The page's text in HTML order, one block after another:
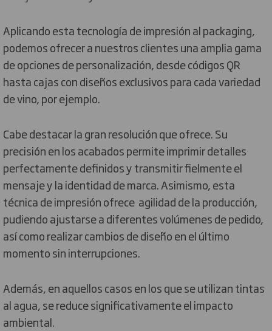
Aplicando esta tecnología de impresión al packaging,
podemos ofrecer a nuestros clientes una amplia gama
de opciones de personalización, desde códigos QR
hasta cajas con diseños exclusivos para cada variedad
de vino, por ejemplo.
Cabe destacar la gran resolución que ofrece. Su
precisión en los acabados permite imprimir detalles
perfectamente definidos y transmitir fielmente el
mensaje y la identidad de marca. Asimismo, esta
técnica de impresión ofrece agilidad de la producción,
pudiendo ajustarse a diferentes volúmenes de pedido,
así como realizar cambios de diseño en el último
momento sin interrupciones.
Además, en aquellos casos en los que se utilizan tintas
al agua, se reduce significativamente el impacto
ambiental.